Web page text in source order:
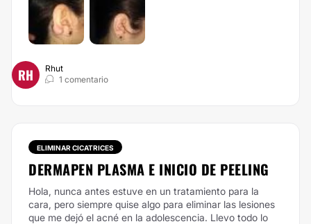
RH
Rhut
1 comentario
ELIMINAR CICATRICES
DERMAPEN PLASMA E INICIO DE PEELING
Hola, nunca antes estuve en un tratamiento para la
cara, pero siempre quise algo para eliminar las lesiones
que me dejó el acné en la adolescencia. Llevo todo lo